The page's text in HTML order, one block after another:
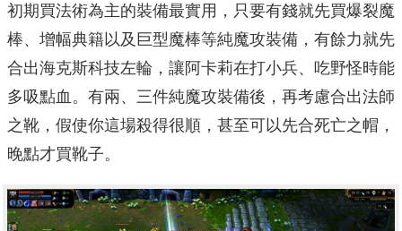
初期買法術為主的裝備最實用，只要有錢就先買爆裂魔
棒、增幅典籍以及巨型魔棒等純魔攻裝備，有餘力就先
合出海克斯科技左輪，讓阿卡莉在打小兵、吃野怪時能
多吸點血。有兩、三件純魔攻裝備後，再考慮合出法師
之靴，假使你這場殺得很順，甚至可以先合死亡之帽，
晚點才買靴子。